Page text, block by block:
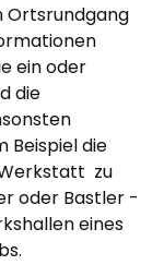
Ortsrundgang
ein oder
die
Beispiel die
zu
oder Bastler -
eines